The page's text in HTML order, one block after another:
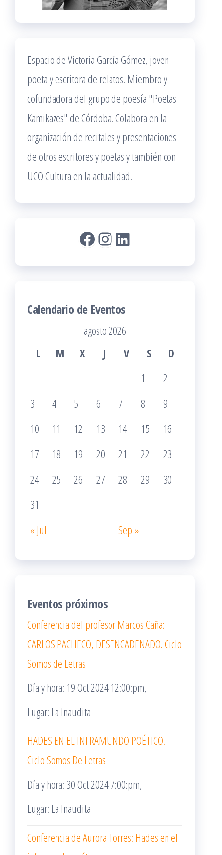
Espacio de Victoria García Gómez, joven
poeta y escritora de relatos. Miembro y
cofundadora del grupo de poesía "Poetas
Kamikazes" de Córdoba. Colabora en la
organización de recitales y presentaciones
de otros escritores y poetas y también con
UCO Cultura en la actualidad.
Facebook
Instagram
LinkedIn
Calendario de Eventos
agosto 2026
L
M X J V S
D
1
2
3
4 5 6 7 8
9
10
11 12 13 14 15
16
17
18 19 20 21 22
23
24
25 26 27 28 29
30
31
« Jul
Sep »
Eventos próximos
Conferencia del profesor Marcos Caña:
CARLOS PACHECO, DESENCADENADO. Ciclo
Somos de Letras
Día y hora: 19 Oct 2024 12:00:pm,
Lugar: La Inaudita
HADES EN EL INFRAMUNDO POÉTICO.
Ciclo Somos De Letras
Día y hora: 30 Oct 2024 7:00:pm,
Lugar: La Inaudita
Conferencia de Aurora Torres: Hades en el